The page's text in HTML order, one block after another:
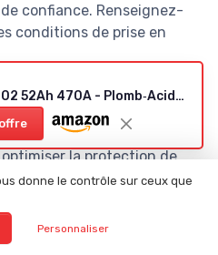
confiance. Renseignez-
conditions de prise en
la technologie, la
Il est important de trouver
coût et qualité.
la protection de
leur investissement, il peut
aux
, car un intérieur bien
globale de votre
Batterie S4002 52Ah 470A - Plomb‑Acide (pour véhicules sans Start/Stop)
donne le contrôle sur ceux que
Personnaliser